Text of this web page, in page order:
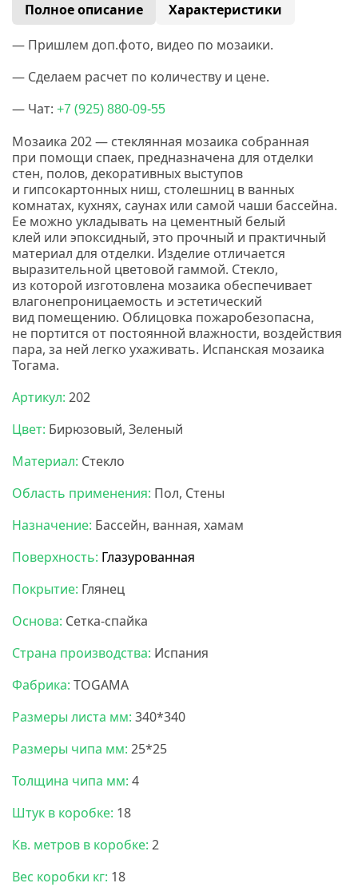
Полное описание
Характеристики
— Пришлем доп.фото, видео по мозаики.
— Сделаем расчет по количеству и цене.
— Чат: +7 (925) 880-09-55
Мозаика 202 — стеклянная мозаика собранная
при помощи спаек, предназначена для отделки
стен, полов, декоративных выступов
и гипсокартонных ниш, столешниц в ванных
комнатах, кухнях, саунах или самой чаши бассейна.
Ее можно укладывать на цементный белый
клей или эпоксидный, это прочный и практичный
материал для отделки. Изделие отличается
выразительной цветовой гаммой. Стекло,
из которой изготовлена мозаика обеспечивает
влагонепроницаемость и эстетический
вид помещению. Облицовка пожаробезопасна,
не портится от постоянной влажности, воздействия
пара, за ней легко ухаживать. Испанская мозаика
Тогама.
Артикул: 202
Цвет: Бирюзовый, Зеленый
Материал: Стекло
Область применения: Пол, Стены
Назначение: Бассейн, ванная, хамам
Поверхность: Глазурованная
Покрытие: Глянец
Основа: Сетка-спайка
Страна производства: Испания
Фабрика: TOGAMA
Размеры листа мм: 340*340
Размеры чипа мм: 25*25
Толщина чипа мм: 4
Штук в коробке: 18
Кв. метров в коробке: 2
Вес коробки кг: 18